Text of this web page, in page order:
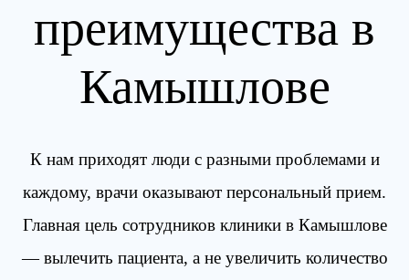
преимущества в
Камышлове
К нам приходят люди с разными проблемами и
каждому, врачи оказывают персональный прием.
Главная цель сотрудников клиники в Камышлове
— вылечить пациента, а не увеличить количество